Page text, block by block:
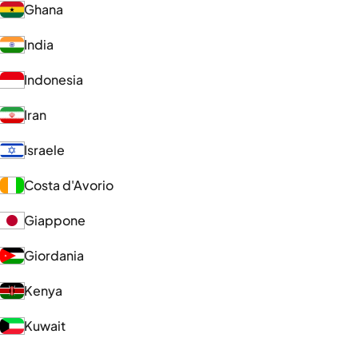
Ghana
India
Indonesia
Iran
Israele
Costa d'Avorio
Giappone
Giordania
Kenya
Kuwait